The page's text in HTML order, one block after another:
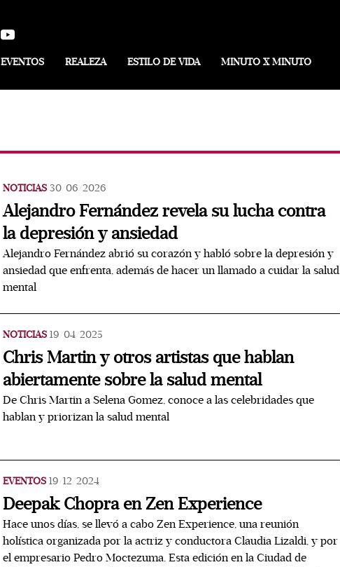
EVENTOS REALEZA ESTILO DE VIDA MINUTO X MINUTO
NOTICIAS 30/06/2026
Alejandro Fernández revela su lucha contra
la depresión y ansiedad
Alejandro Fernández abrió su corazón y habló sobre la depresión y
ansiedad que enfrenta, además de hacer un llamado a cuidar la salud
mental
NOTICIAS 19/04/2025
Chris Martin y otros artistas que hablan
abiertamente sobre la salud mental
De Chris Martin a Selena Gomez, conoce a las celebridades que
hablan y priorizan la salud mental
EVENTOS 19/12/2024
Deepak Chopra en Zen Experience
Hace unos días, se llevó a cabo Zen Experience, una reunión
holística organizada por la actriz y conductora Claudia Lizaldi, y por
el empresario Pedro Moctezuma. Esta edición en la Ciudad de